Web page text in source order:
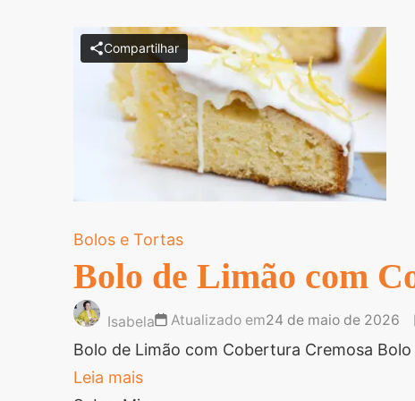
Compartilhar
Bolos e Tortas
Bolo de Limão com
Isabela Atualizado em24 de maio de 2026
Bolo de Limão com Cobertura Cremosa
Leia mais